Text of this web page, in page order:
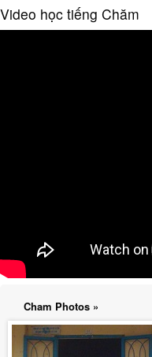
Video học tiếng Chăm
Cham Photos »